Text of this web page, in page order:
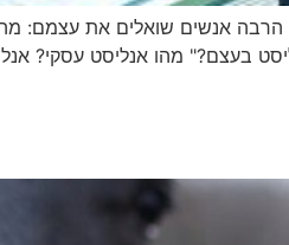
הרבה אנשים שואלים את עצמם:
בעצם?" מהו אנליסט עסקי?